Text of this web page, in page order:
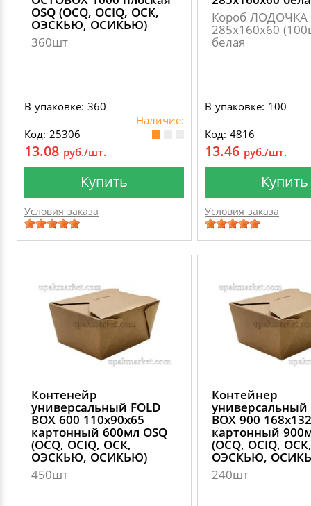
OSQ (OCQ, OCIQ, ОСК,
ОЭСКЬЮ, ОСИКЬЮ)
360шт
В упаковке: 360
Наличие:
Код: 25306
13.08 руб./шт.
Купить
Условия заказа
Короб ЛОДОЧКА
285х160х60
белая
В упаковке: 100
Код: 4816
13.46 руб./шт.
Купить
Условия заказа
Контенейр
универсальный FOLD
BOX 600 110х90х65
картонный 600мл OSQ
(OCQ, OCIQ, ОСК,
ОЭСКЬЮ, ОСИКЬЮ)
450шт
Контейнер
универсальный
BOX 900
картонный
(OCQ, OCIQ, ОСК,
ОЭСКЬЮ,
240шт